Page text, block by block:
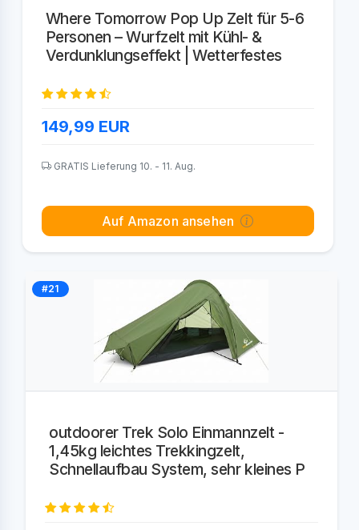
Where Tomorrow Pop Up Zelt für 5-6
Personen – Wurfzelt mit Kühl- &
Verdunklungseffekt | Wetterfestes
149,99 EUR
GRATIS Lieferung 10. - 11. Aug.
Auf Amazon ansehen
#21
outdoorer Trek Solo Einmannzelt -
1,45kg leichtes Trekkingzelt,
Schnellaufbau System, sehr kleines P